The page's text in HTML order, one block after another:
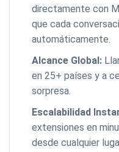
directamente con
que cada
automáticamente.
Alcance Global:
en 25+ países y a
sorpresa.
Escalabilidad
extensiones en
desde cualquier